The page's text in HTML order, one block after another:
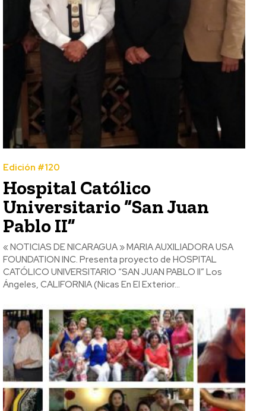
Edición #120
Hospital Católico
Universitario “San Juan
Pablo II”
« NOTICIAS DE NICARAGUA » MARIA AUXILIADORA USA
FOUNDATION INC. Presenta proyecto de HOSPITAL
CATÓLICO UNIVERSITARIO “SAN JUAN PABLO II” Los
Ángeles, CALIFORNIA (Nicas En El Exterior...